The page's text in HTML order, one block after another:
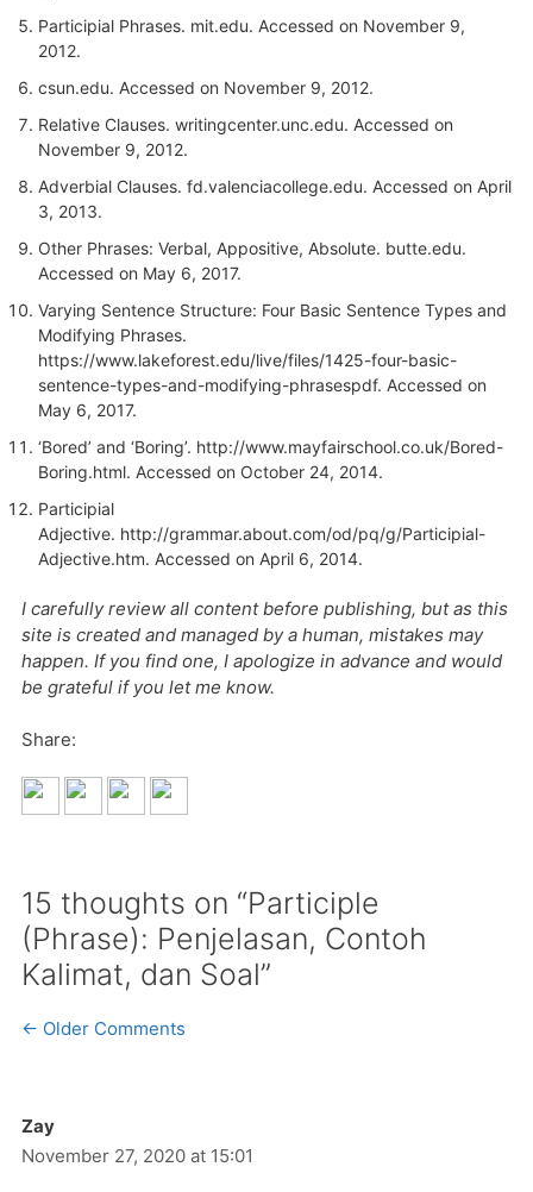
Participial Phrases. mit.edu. Accessed on November 9,
2012.
csun.edu. Accessed on November 9, 2012.
Relative Clauses. writingcenter.unc.edu. Accessed on
November 9, 2012.
Adverbial Clauses. fd.valenciacollege.edu. Accessed on April
3, 2013.
Other Phrases: Verbal, Appositive, Absolute. butte.edu.
Accessed on May 6, 2017.
Varying Sentence Structure: Four Basic Sentence Types and
Modifying Phrases.
https://www.lakeforest.edu/live/files/1425-four-basic-
sentence-types-and-modifying-phrasespdf. Accessed on
May 6, 2017.
‘Bored’ and ‘Boring’. http://www.mayfairschool.co.uk/Bored-
Boring.html. Accessed on October 24, 2014.
Participial
Adjective. http://grammar.about.com/od/pq/g/Participial-
Adjective.htm. Accessed on April 6, 2014.
I carefully review all content before publishing, but as this
site is created and managed by a human, mistakes may
happen. If you find one, I apologize in advance and would
be grateful if you let me know.
Share:
15 thoughts on “Participle
(Phrase): Penjelasan, Contoh
Kalimat, dan Soal”
Comment
← Older Comments
Zay
November 27, 2020 at 15:01